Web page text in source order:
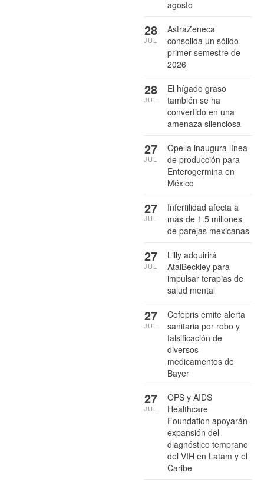
agosto
AstraZeneca
consolida un sólido
primer semestre de
2026
28
JUL
El hígado graso
también se ha
convertido en una
amenaza silenciosa
28
JUL
Opella inaugura línea
de producción para
Enterogermina en
México
27
JUL
Infertilidad afecta a
más de 1.5 millones
de parejas mexicanas
27
JUL
Lilly adquirirá
AtaiBeckley para
impulsar terapias de
salud mental
27
JUL
Cofepris emite alerta
sanitaria por robo y
falsificación de
diversos
medicamentos de
Bayer
27
JUL
OPS y AIDS
Healthcare
Foundation apoyarán
expansión del
diagnóstico temprano
del VIH en Latam y el
Caribe
27
JUL